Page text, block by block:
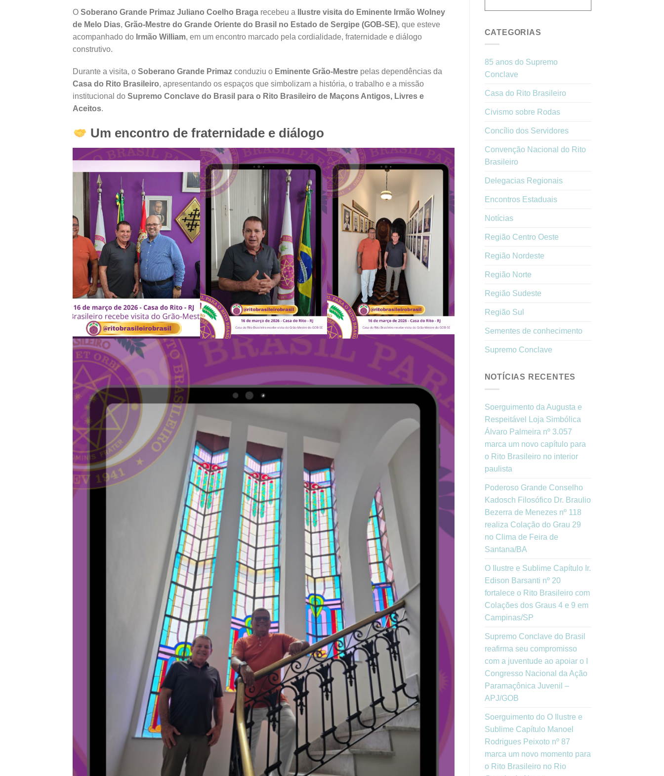
O Soberano Grande Primaz Juliano Coelho Braga recebeu a
Ilustre visita do Eminente Irmão Wolney
de Melo Dias, Grão-Mestre do Grande Oriente do Brasil no Estado de Sergipe (GOB-SE), que esteve
acompanhado do Irmão William, em um encontro marcado pela cordialidade, fraternidade e diálogo
construtivo.
Durante a visita, o Soberano Grande Primaz conduziu o Eminente Grão-Mestre pelas dependências da
Casa do Rito Brasileiro, apresentando os espaços que simbolizam a história, o trabalho e a missão
institucional do Supremo Conclave do Brasil para o Rito Brasileiro de Maçons Antigos, Livres e
Aceitos.
Um encontro de fraternidade e diálogo
CATEGORIAS
85 anos do Supremo
Conclave
Casa do Rito Brasileiro
Civismo sobre Rodas
Concílio dos Servidores
Convenção Nacional do Rito
Brasileiro
Delegacias Regionais
Encontros Estaduais
Notícias
Região Centro Oeste
Região Nordeste
Região Norte
Região Sudeste
Região Sul
Sementes de conhecimento
Supremo Conclave
NOTÍCIAS RECENTES
Soerguimento da Augusta e
Respeitável Loja Simbólica
Álvaro Palmeira nº 3.057
marca um novo capítulo para
o Rito Brasileiro no interior
paulista
Poderoso Grande Conselho
Kadosch Filosófico Dr. Braulio
Bezerra de Menezes nº 118
realiza Colação do Grau 29
no Clima de Feira de
Santana/BA
O Ilustre e Sublime Capítulo Ir.
Edison Barsanti nº 20
fortalece o Rito Brasileiro com
Colações dos Graus 4 e 9 em
Campinas/SP
Supremo Conclave do Brasil
reafirma seu compromisso
com a juventude ao apoiar o I
Congresso Nacional da Ação
Paramaçônica Juvenil –
APJ/GOB
Soerguimento do O Ilustre e
Sublime Capítulo Manoel
Rodrigues Peixoto nº 87
marca um novo momento para
o Rito Brasileiro no Rio